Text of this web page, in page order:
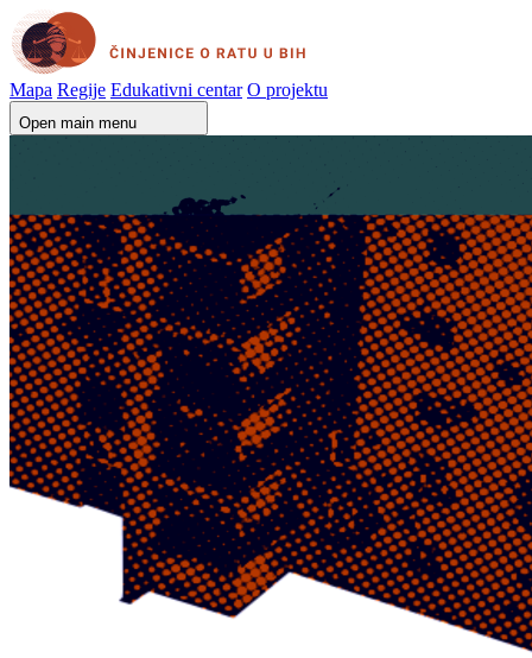
Mapa Regije Edukativni centar O projektu
Open main menu